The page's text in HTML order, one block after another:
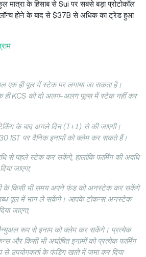
मात्रा के हिसाब से Sui पर सबसे बड़ा प्रोटोकॉल
होने के बाद से $37B से अधिक का ट्रेड हुआ
एक ही पूल में स्टेक पर लगाया जा सकता है।
ही KCS को दो अलग-अलग पूल्स में स्टेक नहीं कर
के बाद अगले दिन (T+1) से की जाएगी।
IST पर दैनिक इनामों को क्लेम कर सकते हैं।
से पहले स्टेक कर सकेंगे, हालांकि फार्मिंग की अवधि
जाएगा;
के किसी भी समय अपने फंड को अनस्टेक कर सकेंगे
पूल में भाग ले सकेंगे। आपके टोकन्स अनस्टेक
जाएगा;
मैन्युअल रूप से इनाम को क्लेम कर सकेंगे। प्रत्येक
और किसी भी अघोषित इनामों को प्रत्येक फार्मिंग
उपयोगकर्ता के फंडिंग खाते में जमा कर दिया